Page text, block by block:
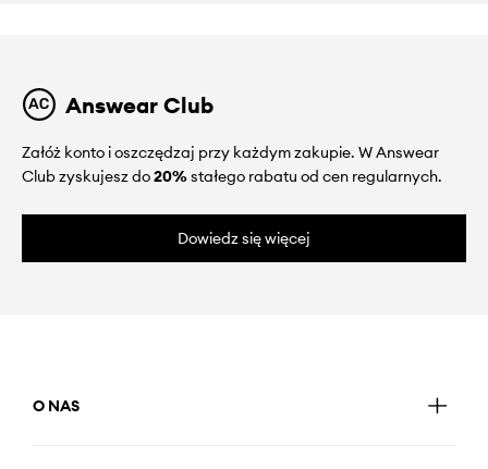
Answear Club
Załóż konto i oszczędzaj przy każdym zakupie. W Answear
Club zyskujesz do20%stałego rabatu od cen regularnych.
Dowiedz się więcej
O NAS